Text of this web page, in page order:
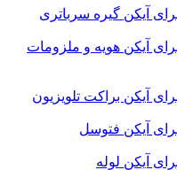
گیره سرباتری
هویه و ملزومات
براکت تلویزیون
فتوسل
لوله